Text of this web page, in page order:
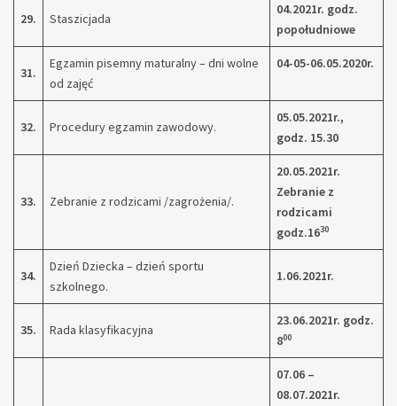
29. Staszicjada
04.2021r. godz.
popołudniowe
31.
Egzamin pisemny maturalny – dni wolne
od zajęć
04-05-06.05.2020r.
32. Procedury egzamin zawodowy.
05.05.2021r.,
godz. 15.30
33. Zebranie z rodzicami /zagrożenia/.
20.05.2021r.
Zebranie z
rodzicami
godz.1630
34.
Dzień Dziecka – dzień sportu
szkolnego.
1.06.2021r.
35. Rada klasyfikacyjna
23.06.2021r. godz.
800
07.06 –
08.07.2021r.